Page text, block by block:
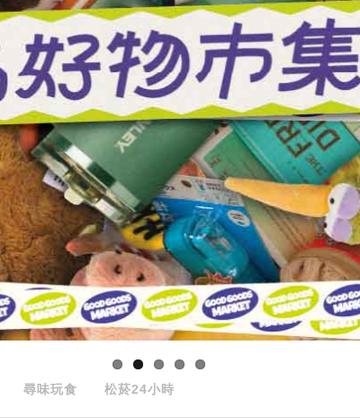
尋味玩食 松菸24小時